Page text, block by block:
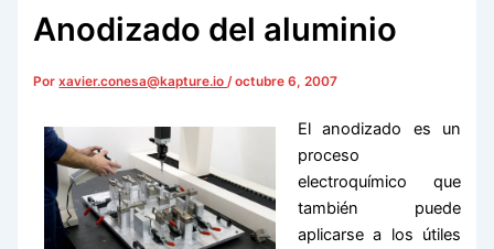
Anodizado del aluminio
Porxavier.conesa@kapture.io/octubre 6, 2007
El anodizado es un
proceso
electroquímico que
también puede
aplicarse a los útiles